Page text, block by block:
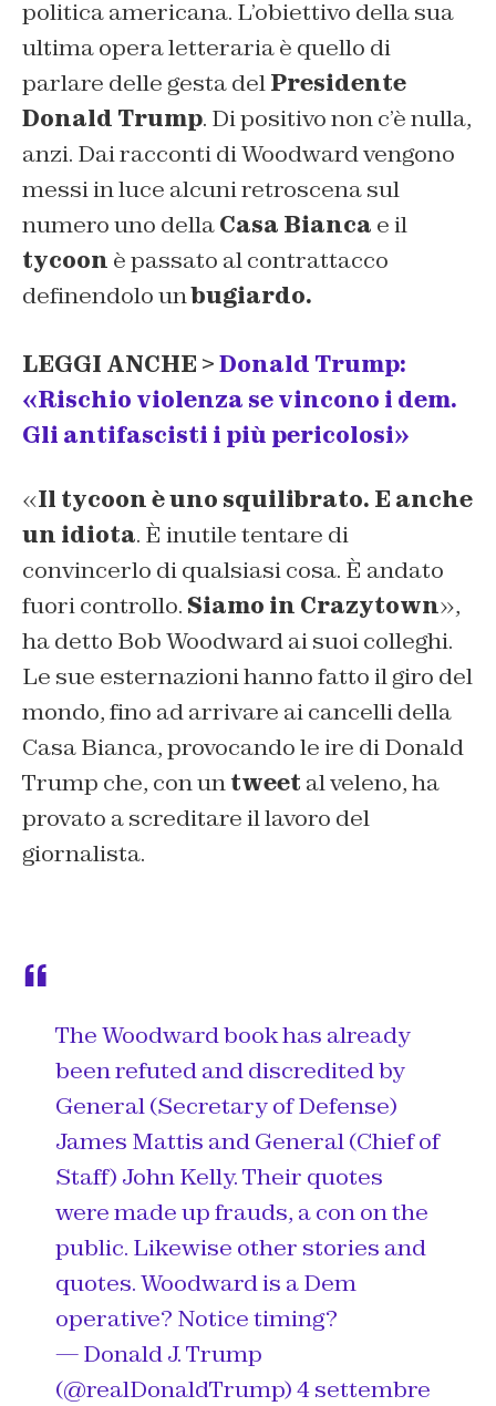
politica americana. L’obiettivo della sua
ultima opera letteraria è quello di
parlare delle gesta delPresidente
Donald Trump. Di positivo non c’è nulla,
anzi. Dai racconti di Woodward vengono
messi in luce alcuni retroscena sul
numero uno dellaCasa Bianca e il
tycoon è passato al contrattacco
definendolo unbugiardo.
LEGGI ANCHE >Donald Trump:
«Rischio violenza se vincono i dem.
Gli antifascisti i più pericolosi»
«Il tycoon è uno squilibrato. E anche
un idiota. È inutile tentare di
convincerlo di qualsiasi cosa. È andato
fuori controllo. Siamo in Crazytown»,
ha detto Bob Woodward ai suoi colleghi.
Le sue esternazioni hanno fatto il giro del
mondo, fino ad arrivare ai cancelli della
Casa Bianca, provocando le ire di Donald
Trump che, con untweet al veleno, ha
provato a screditare il lavoro del
giornalista.
The Woodward book has already
been refuted and discredited by
General (Secretary of Defense)
James Mattis and General (Chief of
Staff) John Kelly. Their quotes
were made up frauds, a con on the
public. Likewise other stories and
quotes. Woodward is a Dem
operative? Notice timing?
— Donald J. Trump
(@realDonaldTrump)4 settembre